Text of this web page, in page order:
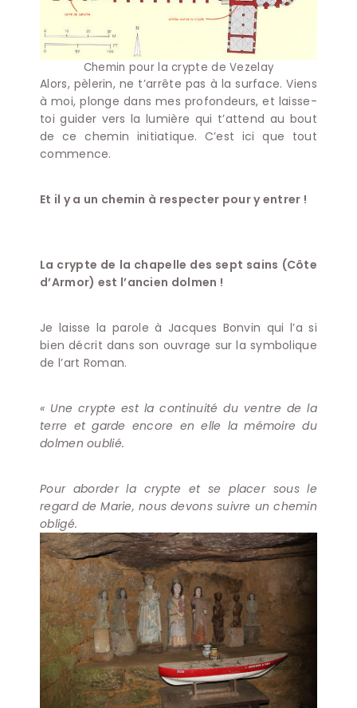
Chemin pour la crypte de Vezelay
Alors, pèlerin, ne t’arrête pas à la surface. Viens
à moi, plonge dans mes profondeurs, et laisse-
toi guider vers la lumière qui t’attend au bout
de ce chemin initiatique. C’est ici que tout
commence.
Et il y a un chemin à respecter pour y entrer !
La crypte de la chapelle des sept sains (Côte
d’Armor) est l’ancien dolmen !
Je laisse la parole à Jacques Bonvin qui l’a si
bien décrit dans son ouvrage sur la symbolique
de l’art Roman.
« Une crypte est la continuité du ventre de la
terre et garde encore en elle la mémoire du
dolmen oublié.
Pour aborder la crypte et se placer sous le
regard de Marie, nous devons suivre un chemin
obligé.